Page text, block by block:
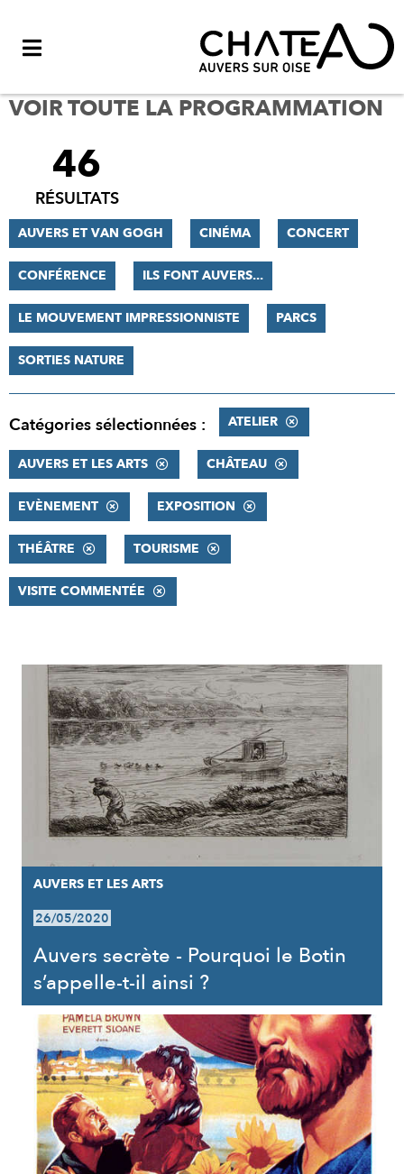
VOIR TOUTE LA PROGRAMMATION
FILTRER
RÉSULTATS
46
RÉSULTATS
AUVERS ET VAN GOGH CINÉMA CONCERT
CONFÉRENCE ILS FONT AUVERS...
LE MOUVEMENT IMPRESSIONNISTE PARCS
SORTIES NATURE
Catégories sélectionnées : ATELIER
AUVERS ET LES ARTS CHÂTEAU
EVÈNEMENT EXPOSITION
THÉÂTRE TOURISME
VISITE COMMENTÉE
RÉSULTATS
AUVERS ET LES ARTS
26/05/2020
Auvers secrète - Pourquoi le Botin
s’appelle-t-il ainsi ?